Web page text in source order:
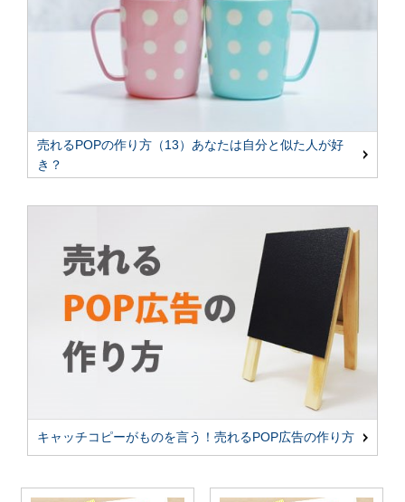
売れるPOPの作り方（13）あなたは自分と似た人が好
き？
キャッチコピーがものを言う！売れるPOP広告の作り方